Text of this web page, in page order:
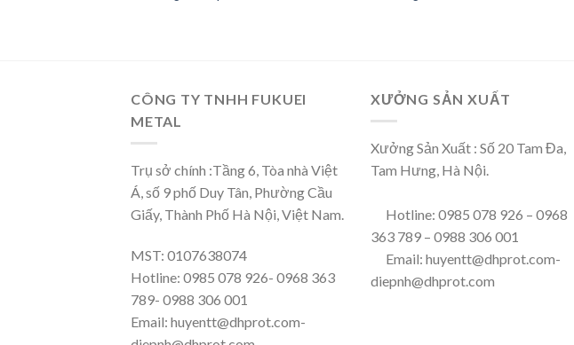
CÔNG TY TNHH FUKUEI
METAL
Trụ sở chính :Tầng 6, Tòa nhà Việt
Á, số 9 phố Duy Tân, Phường Cầu
Giấy, Thành Phố Hà Nội, Việt Nam.
MST: 0107638074
Hotline: 0985 078 926- 0968 363
789- 0988 306 001
Email: huyentt@dhprot.com-
XƯỞNG SẢN XUẤT
Xưởng Sản Xuất : Số 20 Tam Đa,
Tam Hưng, Hà Nội.
Hotline: 0985 078 926 – 0968
363 789 – 0988 306 001
Email: huyentt@dhprot.com-
diepnh@dhprot.com